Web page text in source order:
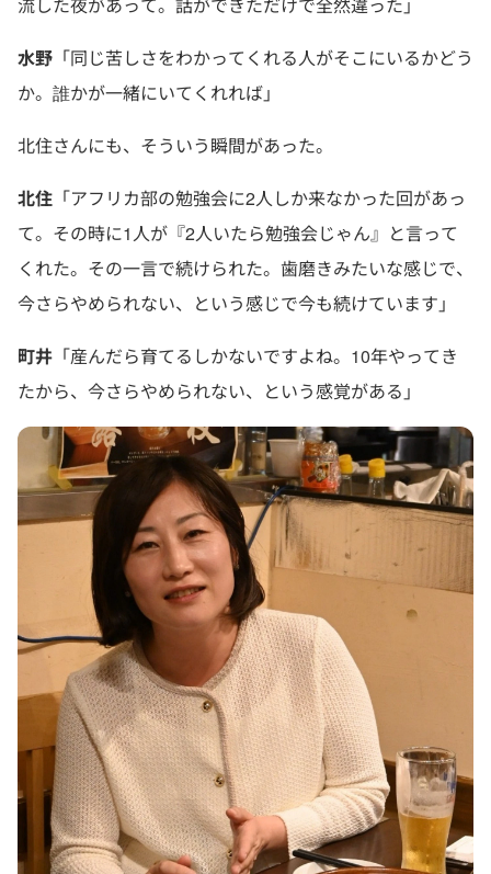
流した夜があって。話ができただけで全然違った」
水野 「同じ苦しさをわかってくれる人がそこにいるかどう
か。誰かが一緒にいてくれれば」
北住さんにも、そういう瞬間があった。
北住 「アフリカ部の勉強会に2人しか来なかった回があっ
て。その時に1人が『2人いたら勉強会じゃん』と言って
くれた。その一言で続けられた。歯磨きみたいな感じで、
今さらやめられない、という感じで今も続けています」
町井 「産んだら育てるしかないですよね。10年やってき
たから、今さらやめられない、という感覚がある」